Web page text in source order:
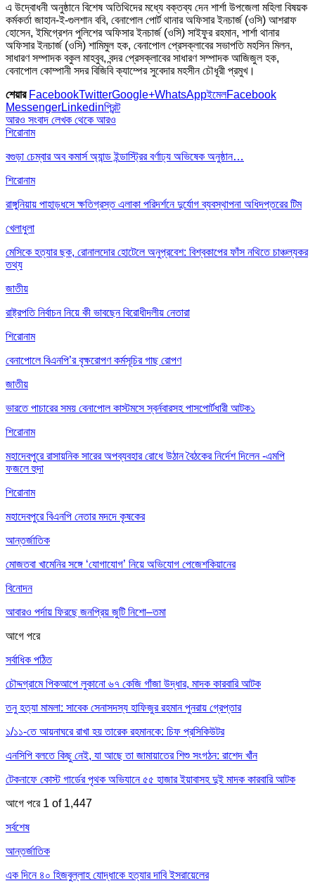
এ উদ্বোধনী অনুষ্ঠানে বিশেষ অতিথিদের মধ্যে বক্তব্য দেন শার্শা উপজেলা মহিলা বিষয়ক
কর্মকর্তা জাহান-ই-গুলশান ববি, বেনাপোল পোর্ট থানার অফিসার ইনচার্জ (ওসি) আশরাফ
হোসেন, ইমিগ্রেশন পুলিশের অফিসার ইনচার্জ (ওসি) সাইফুর রহমান, শার্শা থানার
অফিসার ইনচার্জ (ওসি) শামিমুল হক, বেনাপোল প্রেসক্লাবের সভাপতি মহসিন মিলন,
সাধারণ সম্পাদক বকুল মাহবুব, বন্দর প্রেসক্লাবের সাধারণ সম্পাদক আজিজুল হক,
বেনাপোল কোম্পানী সদর বিজিবি ক্যাম্পের সুবেদার মহসীন চৌধূরী প্রমুখ।
শেয়ার FacebookTwitterGoogle+WhatsAppইমেলFacebook
MessengerLinkedinপ্রিন্ট
আরও সংবাদ লেখক থেকে আরও
শিরোনাম
বগুড়া চেম্বার অব কমার্স অ্যান্ড ইন্ডাস্ট্রির বর্ণাঢ্য অভিষেক অনুষ্ঠান…
শিরোনাম
রাঙ্গুনিয়ায় পাহাড়ধসে ক্ষতিগ্রস্ত এলাকা পরিদর্শনে দুর্যোগ ব্যবস্থাপনা অধিদপ্তরের টিম
খেলাধুলা
মেসিকে হত্যার ছক, রোনালদোর হোটেলে অনুপ্রবেশ: বিশ্বকাপের ফাঁস নথিতে চাঞ্চল্যকর
তথ্য
জাতীয়
রাষ্ট্রপতি নির্বাচন নিয়ে কী ভাবছেন বিরোধীদলীয় নেতারা
শিরোনাম
বেনাপোলে বিএনপি’র বৃক্ষরোপণ কর্মসূচির গাছ রোপণ
জাতীয়
ভারতে পাচারের সময় বেনাপোল কাস্টমসে স্বর্নবারসহ পাসপোর্টধারী আটক১
শিরোনাম
মহাদেবপুরে রাসায়নিক সারের অপব্যবহার রোধে উঠান বৈঠকের নির্দেশ দিলেন -এমপি
ফজলে হুদা
শিরোনাম
মহাদেবপুরে বিএনপি নেতার মদদে কৃষকের
আন্তর্জাতিক
মোজতবা খামেনির সঙ্গে ‘যোগাযোগ’ নিয়ে অভিযোগ পেজেশকিয়ানের
বিনোদন
আবারও পর্দায় ফিরছে জনপ্রিয় জুটি নিশো–তমা
আগে পরে
সর্বাধিক পঠিত
চৌদ্দগ্রামে পিকআপে লুকানো ৬৭ কেজি গাঁজা উদ্ধার, মাদক কারবারি আটক
তনু হত্যা মামলা: সাবেক সেনাসদস্য হাফিজুর রহমান পুনরায় গ্রেপ্তার
১/১১-তে আয়নাঘরে রাখা হয় তারেক রহমানকে: চিফ প্রসিকিউটর
এনসিপি বলতে কিছু নেই, যা আছে তা জামায়াতের শিশু সংগঠন: রাশেদ খাঁন
টেকনাফে কোস্ট গার্ডের পৃথক অভিযানে ৫৫ হাজার ইয়াবাসহ দুই মাদক কারবারি আটক
আগে পরে 1 of 1,447
সর্বশেষ
আন্তর্জাতিক
এক দিনে ৪০ হিজবুল্লাহ যোদ্ধাকে হত্যার দাবি ইসরায়েলের